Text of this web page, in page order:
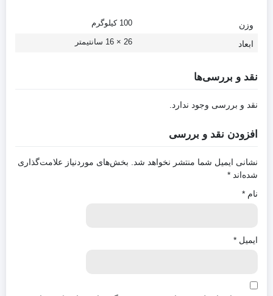
وزن 100 کیلوگرم
ابعاد 26 × 16 سانتیمتر
نقد و بررسی‌ها
نقد و بررسی وجود ندارد.
افزودن نقد و بررسی
نشانی ایمیل شما منتشر نخواهد شد.
بخش‌های موردنیاز علامت‌گذاری
شده‌اند *
نام *
ایمیل *